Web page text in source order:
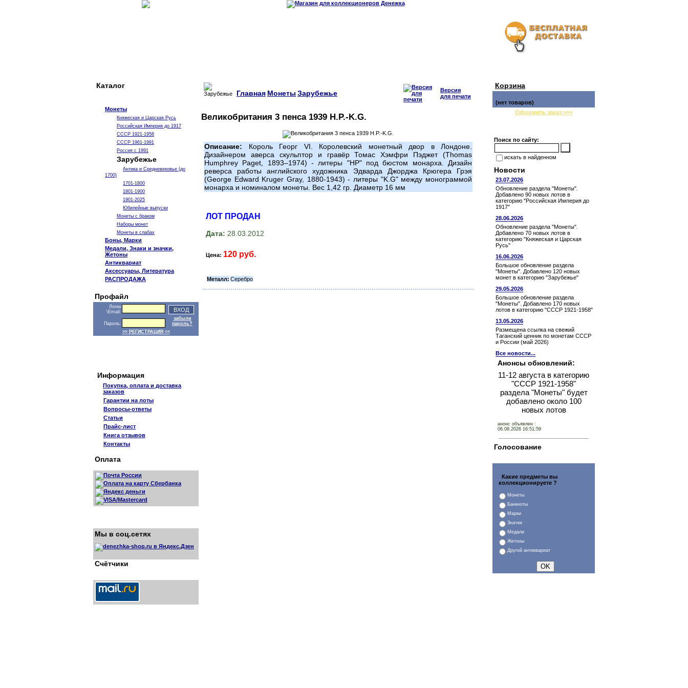
Каталог
Монеты
Княжеская и Царская Русь
Российская Империя до 1917
СССР 1921-1958
СССР 1961-1991
Россия с 1991
Зарубежье
Антика и Средневековье (до
1700)
1701-1800
1801-1900
1901-2025
Юбилейные выпуски
Монеты с браком
Наборы монет
Монеты в слабах
Боны, Марки
Медали, Знаки и значки,
Жетоны
Антиквариат
Аксессуары, Литература
РАСПРОДАЖА
Профайл
Логин
\Email:
Пароль:
забыли
пароль?
>> РЕГИСТРАЦИЯ <<
Информация
Покупка, оплата и доставка
заказов
Гарантии на лоты
Вопросы-ответы
Статьи
Прайс-лист
Книга отзывов
Контакты
Оплата
Мы в соц.сетях
Счётчики
Главная Монеты Зарубежье
Версия
для печати
Великобритания 3 пенса 1939 H.P.-K.G.
Описание: Король Георг VI. Королевский монетный двор в Лондоне.
Дизайнером аверса скульптор и гравёр Томас Хэмфри Пэджет (Thomas
Humphrey Paget, 1893–1974) - литеры "HP" под бюстом монарха. Дизайн
реверса работы английского художника Эдварда Джорджа Крюгера Грэя
(George Edward Kruger Gray, 1880-1943) - литеры "K.G" между монограммой
монарха и номиналом монеты. Вес 1,42 гр. Диаметр 16 мм
ЛОТ ПРОДАН
Дата: 28.03.2012
Цена: 120 руб.
Металл: Серебро
Корзина
(нет товаров)
Оформить заказ >>>
Поиск по сайту:
искать в найденном
Новости
23.07.2026
Обновление раздела "Монеты".
Добавлено 90 новых лотов в
категорию "Российская Империя до
1917"
28.06.2026
Обновление раздела "Монеты".
Добавлено 70 новых лотов в
категорию "Княжеская и Царская
Русь"
16.06.2026
Большое обновление раздела
"Монеты". Добавлено 120 новых
монет в категорию "Зарубежье"
29.05.2026
Большое обновление раздела
"Монеты". Добавлено 170 новых
лотов в категорию "СССР 1921-1958"
13.05.2026
Размещена ссылка на свежий
Таганский ценник по монетам СССР
и России (май 2026)
Все новости...
Анонсы обновлений:
11-12 августа в категорию
"СССР 1921-1958"
раздела "Монеты" будет
добавлено около 100
новых лотов
анонс объявлен :
06.08.2026 16:51:59
Голосование
Какие предметы вы
коллекционируете ?
Монеты
Банкноты
Марки
Значки
Медали
Жетоны
Другой антиквариат